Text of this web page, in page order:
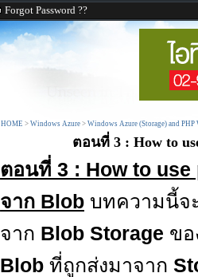
Forgot Password ??
HOME > Windows Azure > Windows Azure (Storage) and PHP
ตอนที่ 3 : How to
ตอนที่ 3 : How to use
จาก Blob บทความนี้จ
จาก Blob Storage ข
Blob ที่ถูกส่งมาจาก